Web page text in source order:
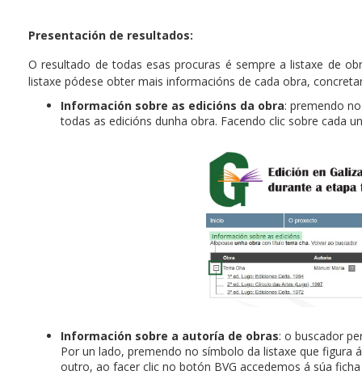
Presentación de resultados:
O resultado de todas esas procuras é sempre a listaxe de
listaxe pódese obter mais informacións de cada obra,
Información sobre as edicións da obra: premendo
todas as edicións dunha obra. Facendo clic sobre cada
Información sobre a autoría de obras: o buscador
Por un lado, premendo no símbolo da listaxe que
outro, ao facer clic no botón BVG accedemos á súa